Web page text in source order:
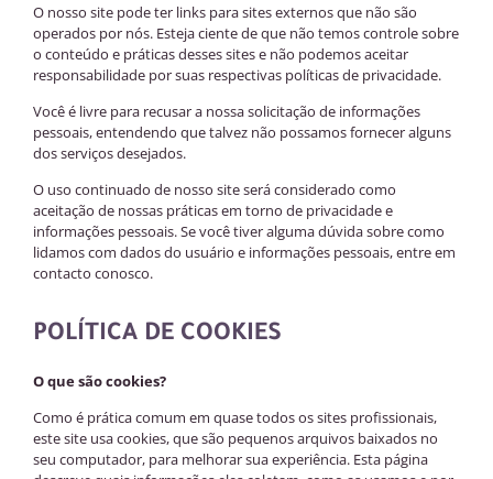
O nosso site pode ter links para sites externos que não são
operados por nós. Esteja ciente de que não temos controle sobre
o conteúdo e práticas desses sites e não podemos aceitar
responsabilidade por suas respectivas políticas de privacidade.
Você é livre para recusar a nossa solicitação de informações
pessoais, entendendo que talvez não possamos fornecer alguns
dos serviços desejados.
O uso continuado de nosso site será considerado como
aceitação de nossas práticas em torno de privacidade e
informações pessoais. Se você tiver alguma dúvida sobre como
lidamos com dados do usuário e informações pessoais, entre em
contacto conosco.
POLÍTICA DE COOKIES
O que são cookies?
Como é prática comum em quase todos os sites profissionais,
este site usa cookies, que são pequenos arquivos baixados no
seu computador, para melhorar sua experiência. Esta página